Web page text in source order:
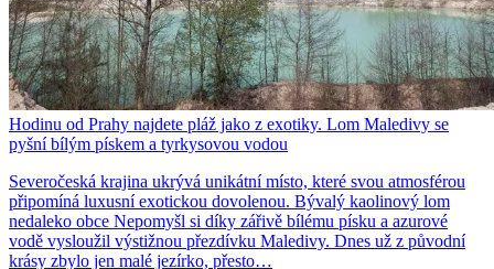
Hodinu od Prahy najdete pláž jako z exotiky. Lom Maledivy se
pyšní bílým pískem a tyrkysovou vodou
Severočeská krajina ukrývá unikátní místo, které svou atmosférou
připomíná luxusní exotickou dovolenou. Bývalý kaolinový lom
nedaleko obce Nepomyšl si díky zářivě bílému písku a azurové
vodě vysloužil výstižnou přezdívku Maledivy. Dnes už z původní
krásy zbylo jen malé jezírko, přesto…